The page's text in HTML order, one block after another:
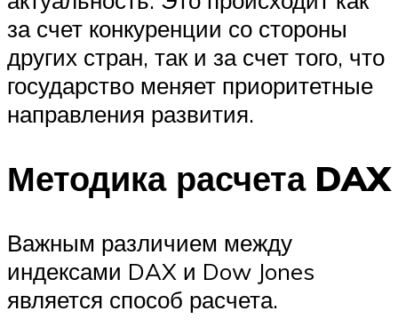
за счет конкуренции со стороны
других стран, так и за счет того, что
государство меняет приоритетные
направления развития.
Методика расчета DAX
Важным различием между
индексами DAX и Dow Jones
является способ расчета.